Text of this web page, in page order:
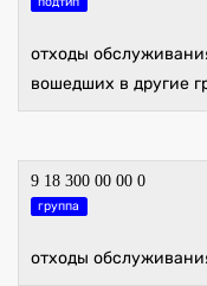
отходы
вошедших в другие
9 18 300 00 00 0
группа
отходы